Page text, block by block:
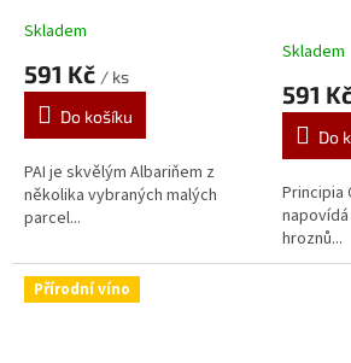
Průměrné
produktu
5,0
5
hvězdiček.
Skladem
591 Kč / ks
Do košíku
PAI je skvělým Albariňem z
několika vybraných malých
parcel...
Skladem
591
Do
Principia
hroznů...
Přírodní víno